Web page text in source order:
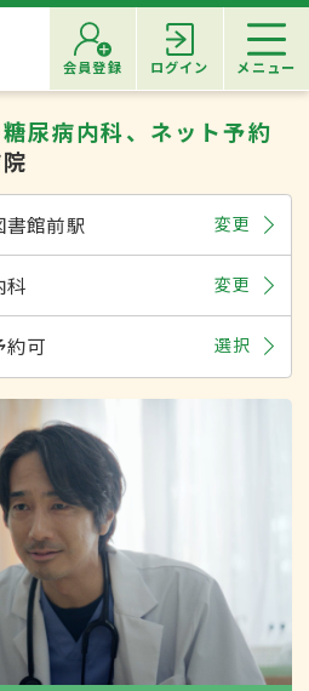
会員登録 ログイン メニュー
尿病内科、ネット予約
書館前駅 変更
科 変更
約可 選択